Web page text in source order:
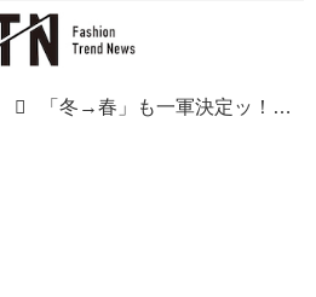
「冬→春」も一軍決定ッ！！【しまむら】買っておきたい「淡色バッグ」